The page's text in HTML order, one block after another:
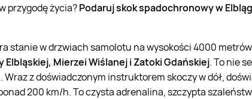
przygodę życia?Podaruj skok spadochronowy w
stanie w drzwiach samolotu na wysokości 4000
Mierzei Wiślanej i Zatoki Gdańskiej. To nie
Wraz z doświadczonym instruktorem skoczy w dół,
200 km/h. To czysta adrenalina, szczypta